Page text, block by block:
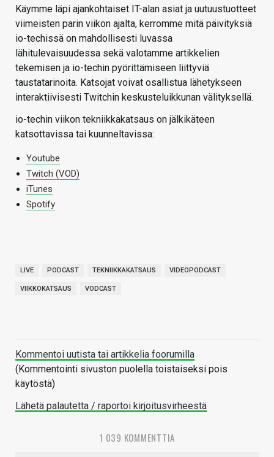
Käymme läpi ajankohtaiset IT-alan asiat ja uutuustuotteet
viimeisten parin viikon ajalta, kerromme mitä päivityksiä
io-techissä on mahdollisesti luvassa
lähitulevaisuudessa sekä valotamme artikkelien
tekemisen ja io-techin pyörittämiseen liittyviä
taustatarinoita. Katsojat voivat osallistua lähetykseen
interaktiivisesti Twitchin keskusteluikkunan välityksellä.
io-techin viikon tekniikkakatsaus on jälkikäteen
katsottavissa tai kuunneltavissa:
Youtube
Twitch (VOD)
iTunes
Spotify
LIVE PODCAST TEKNIIKKAKATSAUS VIDEOPODCAST
VIIKKOKATSAUS VODCAST
Kommentoi uutista tai artikkelia foorumilla
(Kommentointi sivuston puolella toistaiseksi pois
käytöstä)
Lähetä palautetta / raportoi kirjoitusvirheestä
1 039 KOMMENTTIA